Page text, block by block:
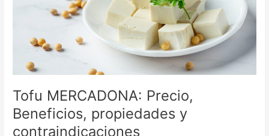
contraindicaciones
Tofu MERCADONA: Precio,
Beneficios, propiedades y
contraindicaciones